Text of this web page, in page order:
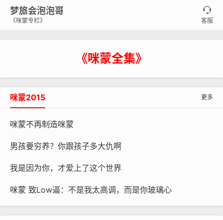
梦旅会泡泡哥
《咪蒙专栏》

客服
《咪蒙全集》
咪蒙2015 更多
咪蒙不再制造咪蒙
男孩要穷养？你跟孩子多大仇啊
我是因为你，才爱上了这个世界
咪蒙 致Low逼：不是我太高调，而是你玻璃心